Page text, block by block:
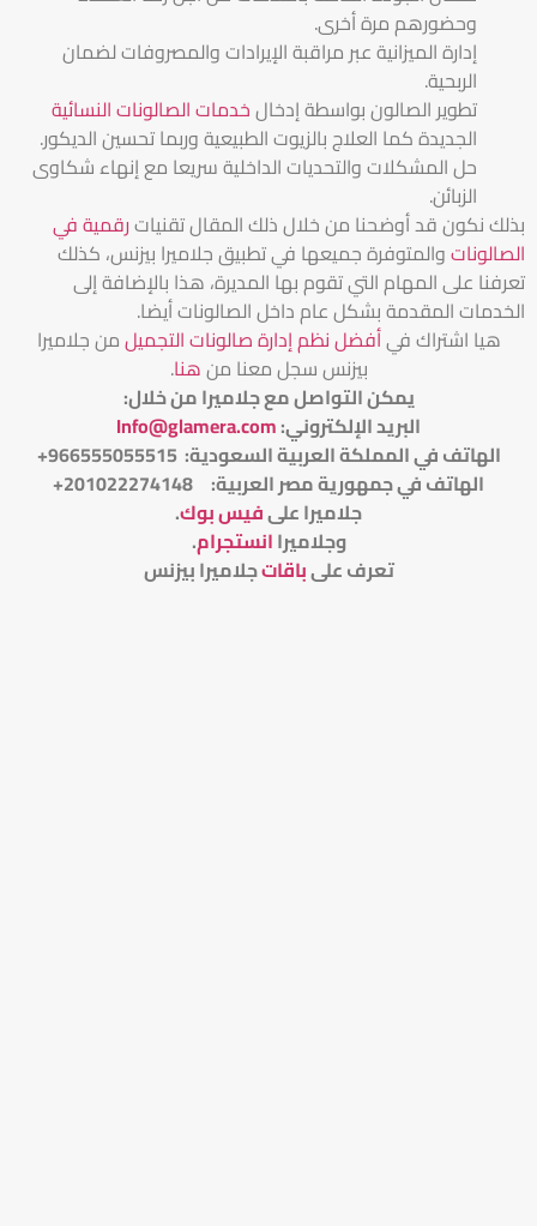
وحضورهم مرة أخرى.
إدارة الميزانية عبر مراقبة الإيرادات والمصروفات لضمان
الربحية.
تطوير الصالون بواسطة إدخالخدمات الصالونات النسائية
الجديدة كما العلاج بالزيوت الطبيعية وربما تحسين الديكور.
حل المشكلات والتحديات الداخلية سريعا مع إنهاء شكاوى
الزبائن.
بذلك نكون قد أوضحنا من خلال ذلك المقال تقنياترقمية في
الصالوناتوالمتوفرة جميعها في تطبيق جلاميرا بيزنس، كذلك
تعرفنا على المهام التي تقوم بها المديرة، هذا بالإضافة إلى
الخدمات المقدمة بشكل عام داخل الصالونات أيضا.
هيا اشتراك فيأفضل نظم إدارة صالونات التجميلمن جلاميرا
بيزنس سجل معنا منهنا.
يمكن التواصل مع جلاميرا من خلال:
البريد الإلكتروني:
Info@glamera.com
الهاتف في المملكة العربية السعودية: 966555055515+
الهاتف في جمهورية مصر العربية: 201022274148+
جلاميرا علىفيس بوك.
وجلاميراانستجرام.
تعرف علىباقاتجلاميرا بيزنس